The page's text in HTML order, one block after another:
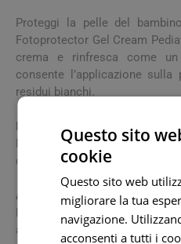
Proteggi la pelle del
Fotoprotector Gel Cream
crema e rinfresca come
consente l’applicazione
residui bianchi.
Indicazioni
Fotoprotezione corpo in
dexpantenolo e ingredienti
Avvertenze
Riapplicare ogni 2h e dopo
asciugati. Riducendo queste
Questo sito
cookie
Questo sito web
migliorare la tua
navigazione.
acconsenti a tutti i